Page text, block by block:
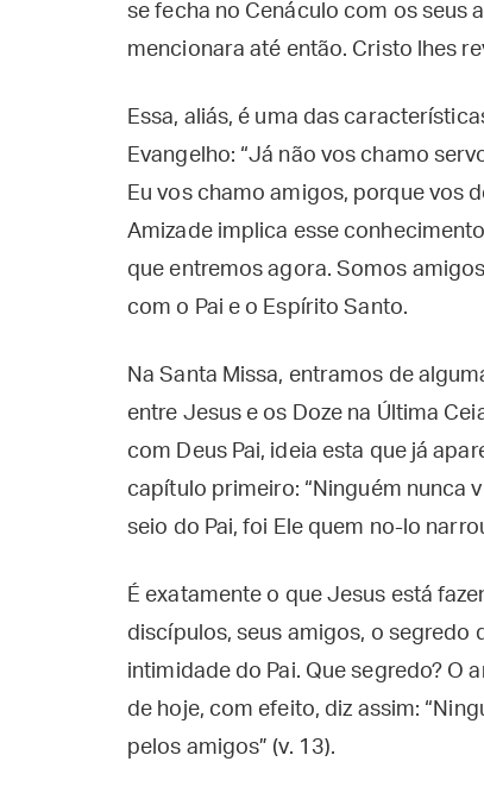
se fecha no Cenáculo com os seus
mencionara até então. Cristo lhes
Essa, aliás, é uma das
Evangelho: “Já não vos chamo
Eu vos chamo amigos, porque vos
Amizade implica esse
que entremos agora. Somos
com o Pai e o Espírito Santo.
Na Santa Missa, entramos de
entre Jesus e os Doze na Última
com Deus Pai, ideia esta que já
capítulo primeiro: “Ninguém nunca
seio do Pai, foi Ele quem no-lo
É exatamente o que Jesus está
discípulos, seus amigos, o segredo
intimidade do Pai. Que segredo? O
de hoje, com efeito, diz assim:
pelos amigos” (v. 13).